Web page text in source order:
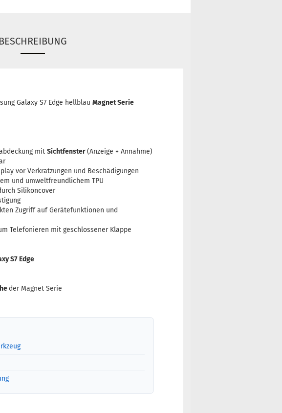
BESCHREIBUNG
Galaxy S7 Edge hellblauMagnet Serie
mitSichtfenster(Anzeige + Annahme)
vor Verkratzungen und Beschädigungen
und umweltfreundlichem TPU
Silikoncover
Zugriff auf Gerätefunktionen und
Telefonieren mit geschlossener Klappe
S7 Edge
der Magnet Serie